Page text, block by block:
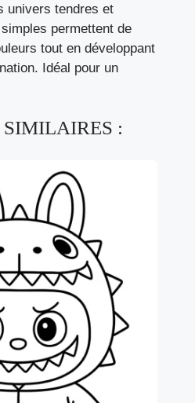
univers tendres et
permettent de
tout en développant
Idéal pour un
: